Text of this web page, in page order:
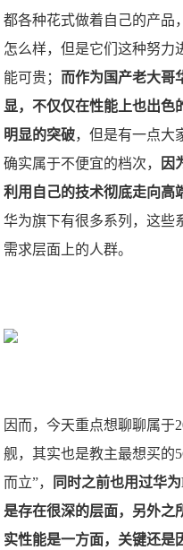
都各种花式做着自己的产品
怎么样，但是它们这种努力
能可贵； 而作为国产老大哥
显，不仅仅在性能上也出色
明显的突破，但是有一点大
确实属于不便宜的档次，
因
利用自己的技术彻底走向高
华为旗下有很多系列，这些
需求层面上的人群。
因而，今天重点想聊聊属于
舰，其实也是教主最想买的
而立”，
同时之前也用过华
是存在很深的层面，另外之
实性能是一方面，关键还是